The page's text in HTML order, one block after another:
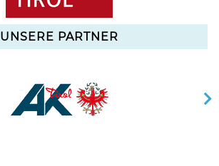
UNSERE PARTNER